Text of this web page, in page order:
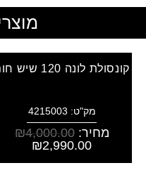
קונסולת לונה 120 שיש חום
מק"ט: 4215003
מחיר: ₪4,000.00
₪2,990.00